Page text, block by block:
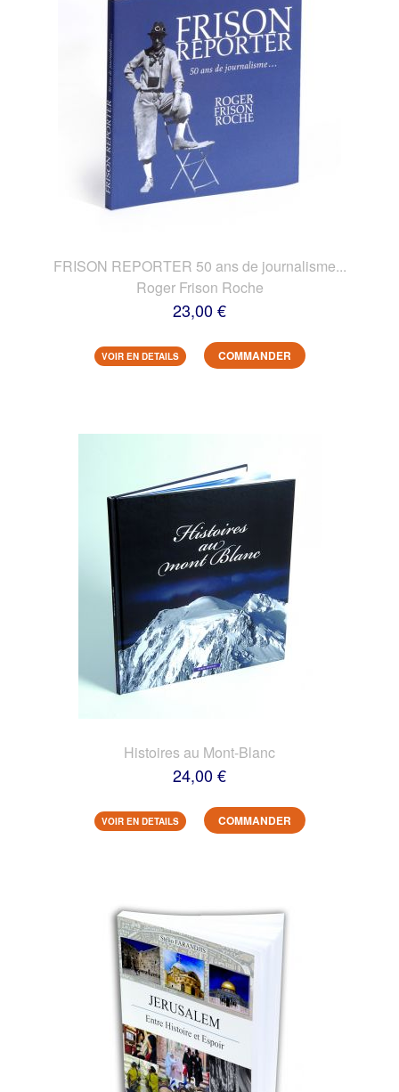
FRISON REPORTER 50 ans de journalisme...
Roger Frison Roche
23,00 €
VOIR EN DETAILS COMMANDER
Histoires au Mont-Blanc
24,00 €
VOIR EN DETAILS COMMANDER